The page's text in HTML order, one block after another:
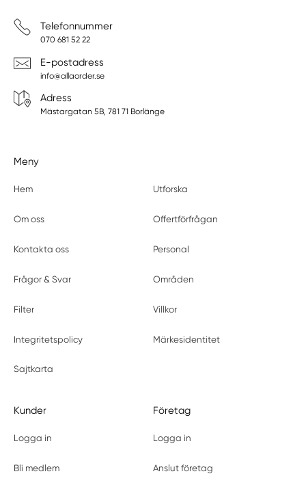
Telefonnummer
070 681 52 22
E-postadress
info@allaorder.se
Adress
Mästargatan 5B, 781 71 Borlänge
Meny
Hem Utforska
Om oss Offertförfrågan
Kontakta oss Personal
Frågor & Svar Områden
Filter Villkor
Integritetspolicy Märkesidentitet
Sajtkarta
Kunder
Logga in
Bli medlem
Företag
Logga in
Anslut företag